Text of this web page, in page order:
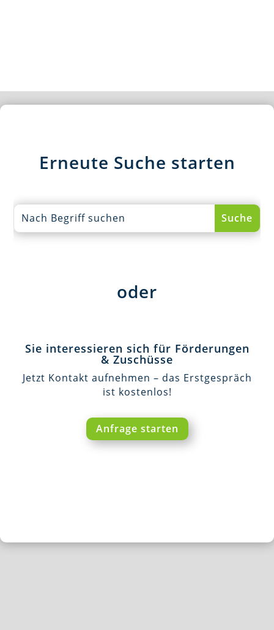
Erneute Suche starten
oder
Sie interessieren sich für Förderungen
& Zuschüsse
Jetzt Kontakt aufnehmen – das Erstgespräch
ist kostenlos!
Anfrage starten